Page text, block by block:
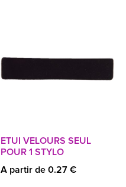
ETUI VELOURS SEUL
POUR 1 STYLO
A partir de 0.27 €